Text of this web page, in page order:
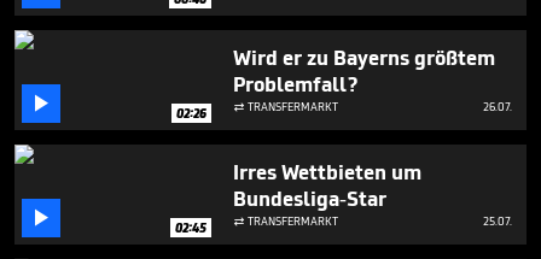
 02:26
Wird er zu Bayerns größtem
Problemfall?
 TRANSFERMARKT 26.07.
 02:45
Irres Wettbieten um
Bundesliga-Star
 TRANSFERMARKT 25.07.